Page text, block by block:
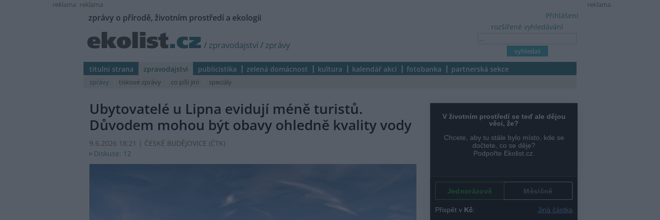
reklama
reklama reklama
zprávy o přírodě, životním prostředí a ekologii
/ zpravodajství/ zprávy
rozšířené vyhledávání
Přihlášení
titulní strana zpravodajství publicistika zelená domácnost kultura kalendář akcí fotobanka partnerská sekce
zprávy tiskové zprávy co píší jiní speciály
Ubytovatelé u Lipna evidují méně turistů.
Důvodem mohou být obavy ohledně kvality vody
9.6.2026 18:21 | ČESKÉ BUDĚJOVICE (ČTK)
Diskuse: 12